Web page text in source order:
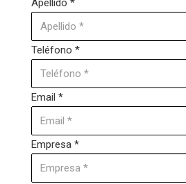
Apellido *
Teléfono *
Email *
Empresa *